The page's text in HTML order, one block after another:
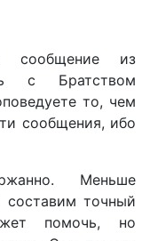
сообщение из
с Братством
то, чем
сообщения, ибо
Меньше
составим точный
помочь, но